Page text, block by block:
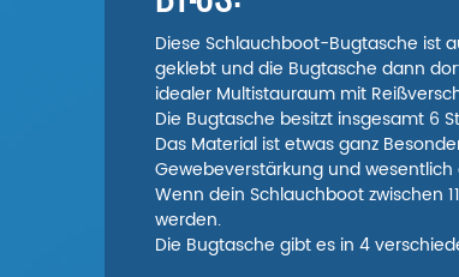
Diese Schlauchboot-Bugtasche ist
geklebt und die Bugtasche dann
idealer Multistauraum mit
Die Bugtasche besitzt insgesamt 6
Das Material ist etwas ganz
Gewebeverstärkung und
Wenn dein Schlauchboot zwischen
werden.
Die Bugtasche gibt es in 4